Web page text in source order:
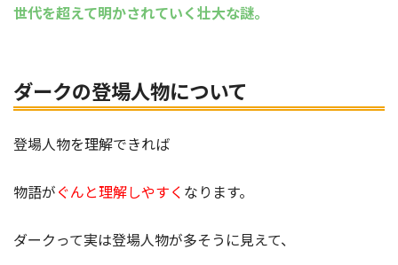
世代を超えて明かされていく壮大な謎。
ダークの登場人物について
登場人物を理解できれば
物語がぐんと理解しやすく なります。
ダークって実は登場人物が多そうに見えて、